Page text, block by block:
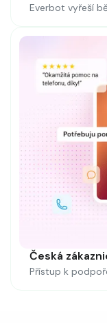
Everbot vyřeší
Česká
Přístup k